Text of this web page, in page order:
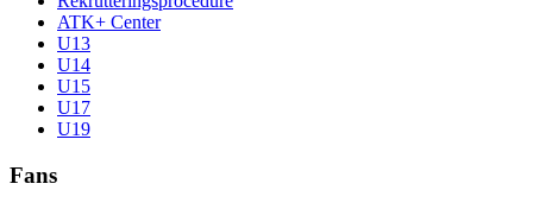
ATK+ Center
U13
U14
U15
U17
U19
Fans